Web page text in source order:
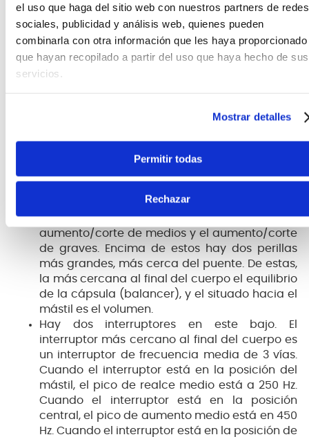
el uso que haga del sitio web con nuestros partners de redes
sociales, publicidad y análisis web, quienes pueden
combinarla con otra información que les haya proporcionado
que hayan recopilado a partir del uso que haya hecho de sus
servicios.
Mostrar detalles
Permitir todas
Rechazar
Con el bajo en posición de tocar, hay tres
parte inferior hacia el mástil, estos mandos
controlan el aumento/corte de agudos, el
aumento/corte de medios y el aumento/corte
de graves. Encima de estos hay dos perillas
más grandes, más cerca del puente. De estas,
la más cercana al final del cuerpo el equilibrio
de la cápsula (balancer), y el situado hacia el
mástil es el volumen.
Hay dos interruptores en este bajo. El
interruptor más cercano al final del cuerpo es
un interruptor de frecuencia media de 3 vías.
Cuando el interruptor está en la posición del
mástil, el pico de realce medio está a 250 Hz.
Cuando el interruptor está en la posición
central, el pico de aumento medio está en 450
Hz. Cuando el interruptor está en la posición de